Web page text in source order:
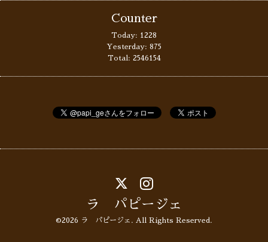
Counter
Today: 1228
Yesterday: 875
Total: 2546154
ラ パピージェ
©2026 ラ パピージェ . All Rights Reserved.